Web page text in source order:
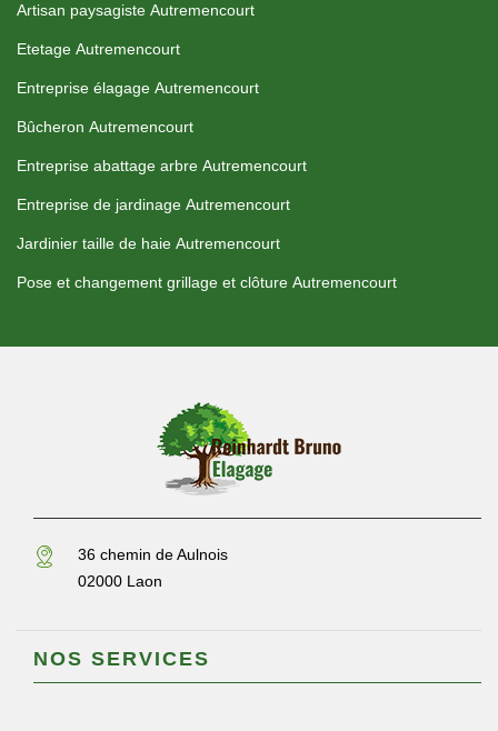
Artisan paysagiste Autremencourt
Etetage Autremencourt
Entreprise élagage Autremencourt
Bûcheron Autremencourt
Entreprise abattage arbre Autremencourt
Entreprise de jardinage Autremencourt
Jardinier taille de haie Autremencourt
Pose et changement grillage et clôture Autremencourt
36 chemin de Aulnois
02000 Laon
NOS SERVICES